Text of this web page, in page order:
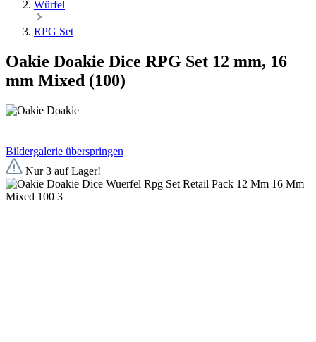
Würfel
RPG Set
Oakie Doakie Dice RPG Set 12 mm, 16
mm Mixed (100)
Bildergalerie überspringen
Nur 3 auf Lager!